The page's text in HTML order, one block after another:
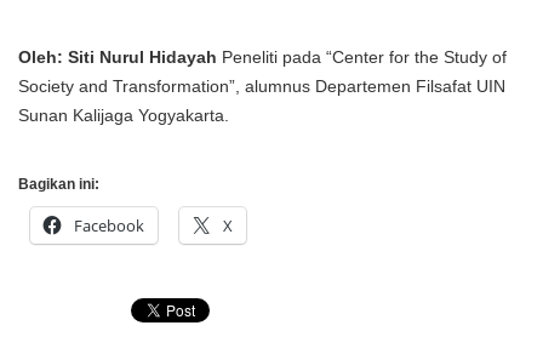
Oleh: Siti Nurul Hidayah Peneliti pada “Center for the Study of
Society and Transformation”, alumnus Departemen Filsafat UIN
Sunan Kalijaga Yogyakarta.
Bagikan ini:
Facebook X